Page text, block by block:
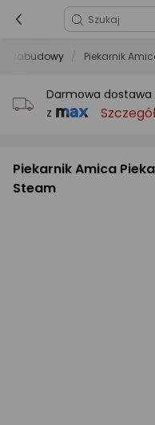
zabudowy Piekarnik
Darmowa dostawa
z
Piekarnik Amica
Steam